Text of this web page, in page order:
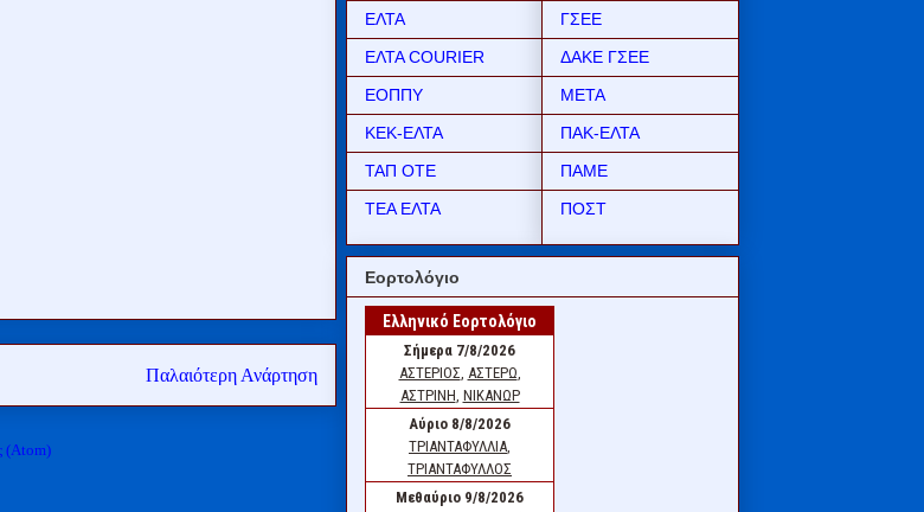
Παλαιότερη Ανάρτηση
(Atom)
ΕΛΤΑ
ΕΛΤΑ COURIER
ΕΟΠΠΥ
ΚΕΚ-ΕΛΤΑ
ΤΑΠ ΟΤΕ
ΤΕΑ ΕΛΤΑ
ΓΣΕΕ
ΔΑΚΕ ΓΣΕΕ
ΜΕΤΑ
ΠΑΚ-ΕΛΤΑ
ΠΑΜΕ
ΠΟΣΤ
Εορτολόγιο